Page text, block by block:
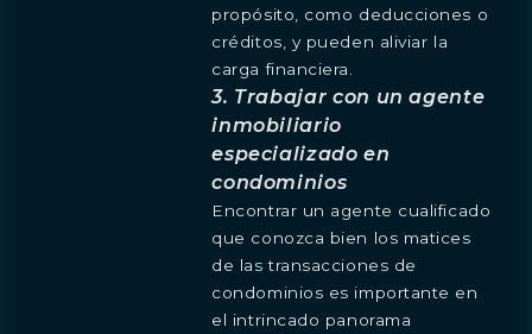
propósito, como deducciones o
créditos, y pueden aliviar la
carga financiera.
3. Trabajar con un agente
inmobiliario
especializado en
condominios
Encontrar un agente cualificado
que conozca bien los matices
de las transacciones de
condominios es importante en
el intrincado panorama